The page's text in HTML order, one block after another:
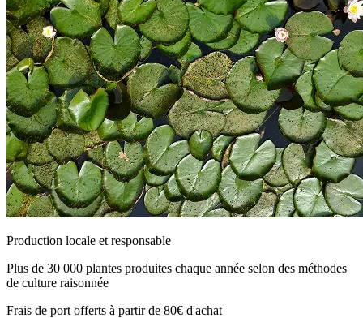
Production locale et responsable
Plus de 30 000 plantes produites chaque année selon des méthodes
de culture raisonnée
Frais de port offerts à partir de 80€ d'achat